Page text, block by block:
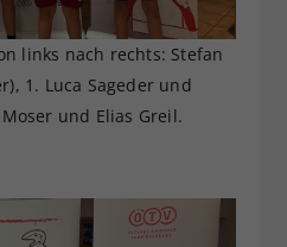
links nach rechts: Stefan
1. Luca Sageder und
und Elias Greil.